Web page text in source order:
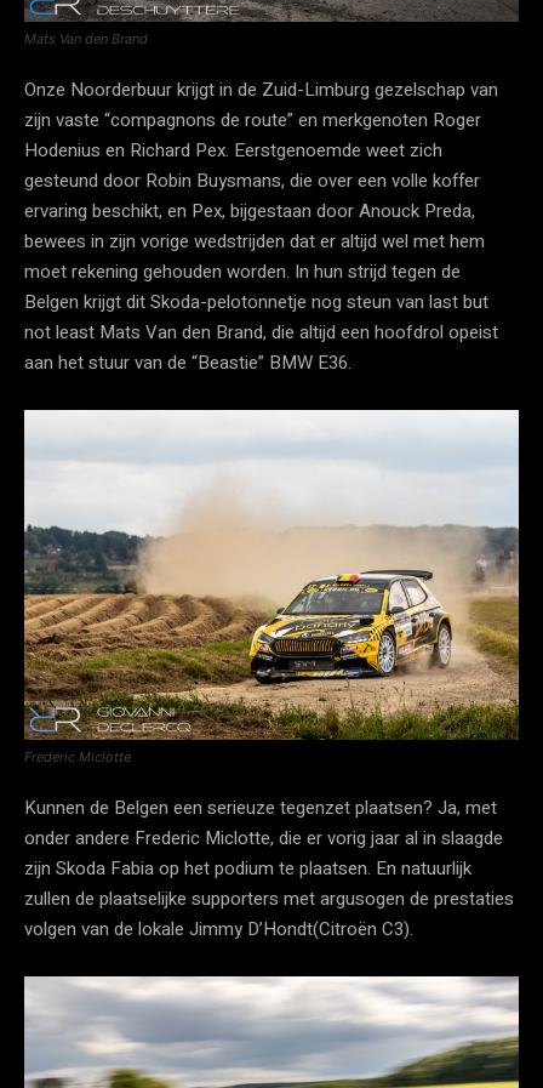
Mats Van den Brand
Onze Noorderbuur krijgt in de Zuid-Limburg gezelschap van
zijn vaste “compagnons de route” en merkgenoten Roger
Hodenius en Richard Pex. Eerstgenoemde weet zich
gesteund door Robin Buysmans, die over een volle koffer
ervaring beschikt, en Pex, bijgestaan door Anouck Preda,
bewees in zijn vorige wedstrijden dat er altijd wel met hem
moet rekening gehouden worden. In hun strijd tegen de
Belgen krijgt dit Skoda-pelotonnetje nog steun van last but
not least Mats Van den Brand, die altijd een hoofdrol opeist
aan het stuur van de “Beastie” BMW E36.
Frederic Miclotte
Kunnen de Belgen een serieuze tegenzet plaatsen? Ja, met
onder andere Frederic Miclotte, die er vorig jaar al in slaagde
zijn Skoda Fabia op het podium te plaatsen. En natuurlijk
zullen de plaatselijke supporters met argusogen de prestaties
volgen van de lokale Jimmy D’Hondt(Citroën C3).